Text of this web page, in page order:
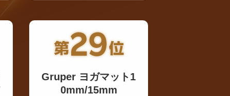
Gruper ヨガマット1
0mm/15mm